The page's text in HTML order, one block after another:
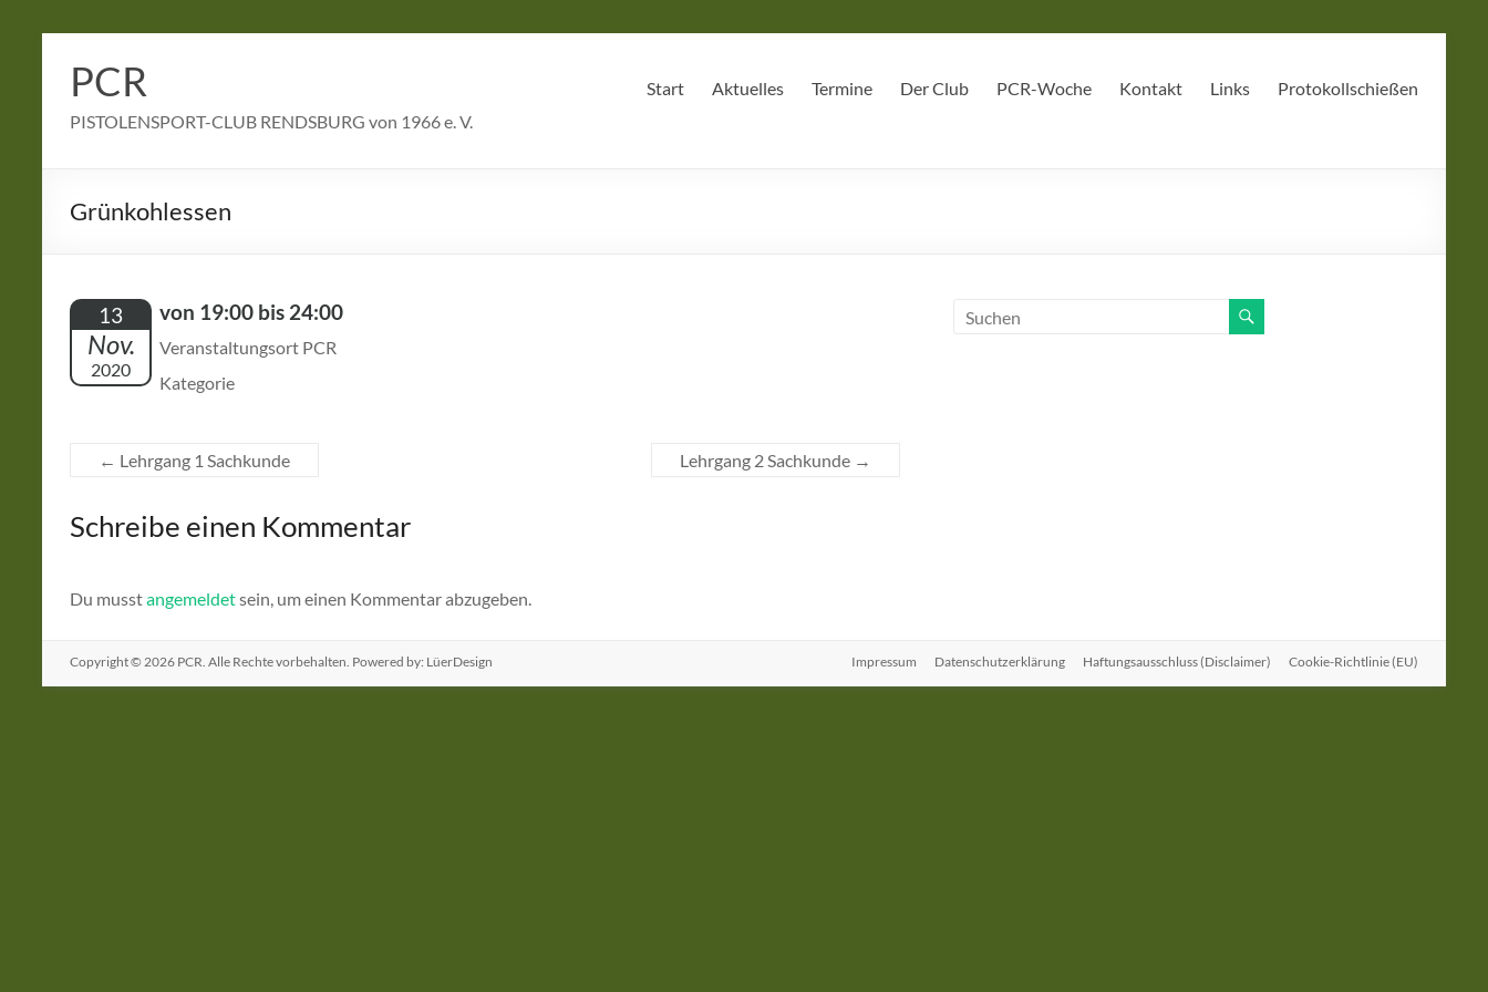
Inhalt
springen
PCR
PISTOLENSPORT-CLUB RENDSBURG von 1966 e. V.
Start Aktuelles Termine Der Club PCR-Woche Kontakt Links Protokollschießen
Grünkohlessen
13
Nov.
2020
von 19:00 bis 24:00
Veranstaltungsort PCR
Kategorie
← Lehrgang 1 Sachkunde Lehrgang 2 Sachkunde →
Schreibe einen Kommentar
Du musstangemeldetsein, um einen Kommentar abzugeben.
Copyright © 2026 PCR. Alle Rechte vorbehalten. Powered by: LüerDesign Impressum Datenschutzerklärung Haftungsausschluss (Disclaimer) Cookie-Richtlinie (EU)